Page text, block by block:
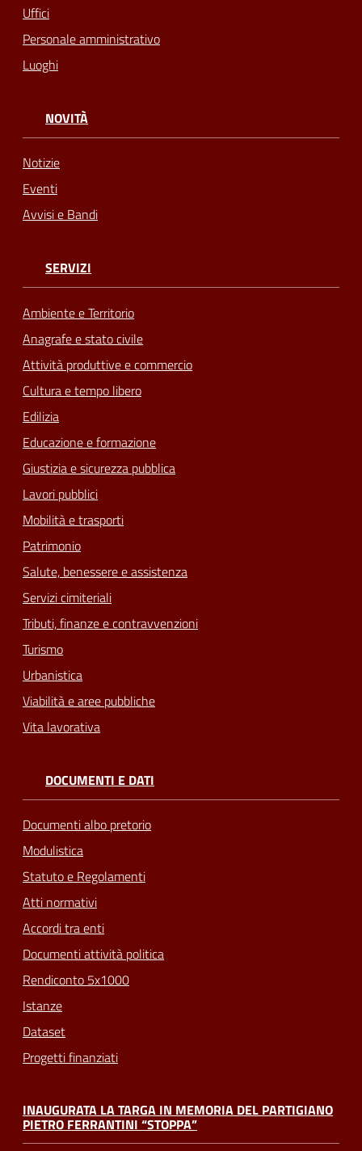
Uffici
Personale amministrativo
Luoghi
NOVITÀ
Notizie
Eventi
Avvisi e Bandi
SERVIZI
Ambiente e Territorio
Anagrafe e stato civile
Attività produttive e commercio
Cultura e tempo libero
Edilizia
Educazione e formazione
Giustizia e sicurezza pubblica
Lavori pubblici
Mobilità e trasporti
Patrimonio
Salute, benessere e assistenza
Servizi cimiteriali
Tributi, finanze e contravvenzioni
Turismo
Urbanistica
Viabilità e aree pubbliche
Vita lavorativa
DOCUMENTI E DATI
Documenti albo pretorio
Modulistica
Statuto e Regolamenti
Atti normativi
Accordi tra enti
Documenti attività politica
Rendiconto 5x1000
Istanze
Dataset
Progetti finanziati
INAUGURATA LA TARGA IN MEMORIA DEL PARTIGIANO
PIETRO FERRANTINI “STOPPA”